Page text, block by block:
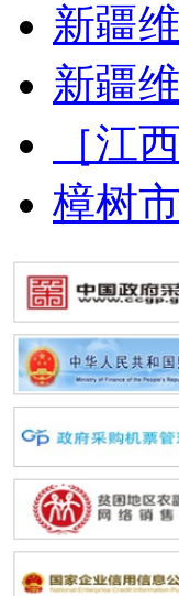
新疆
新疆
［江
樟树